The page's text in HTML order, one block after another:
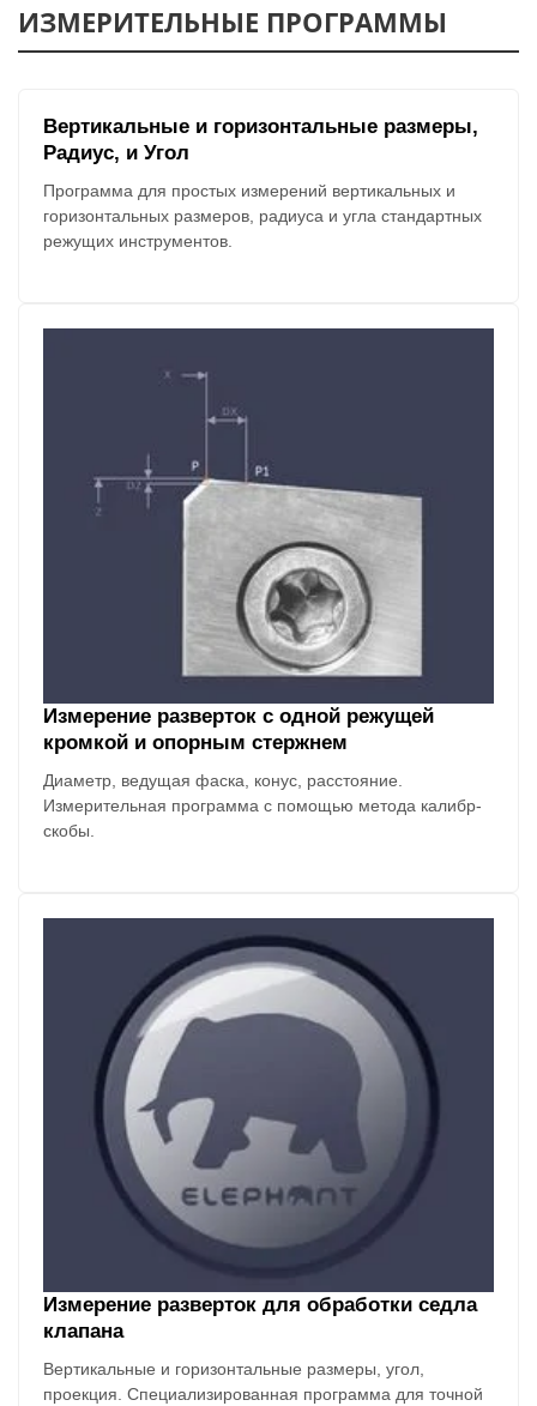
ИЗМЕРИТЕЛЬНЫЕ ПРОГРАММЫ
Вертикальные и горизонтальные размеры,
Радиус, и Угол
Программа для простых измерений вертикальных и
горизонтальных размеров, радиуса и угла стандартных
режущих инструментов.
Измерение разверток с одной режущей
кромкой и опорным стержнем
Диаметр, ведущая фаска, конус, расстояние.
Измерительная программа с помощью метода калибр-
скобы.
Измерение разверток для обработки седла
клапана
Вертикальные и горизонтальные размеры, угол,
проекция. Специализированная программа для точной